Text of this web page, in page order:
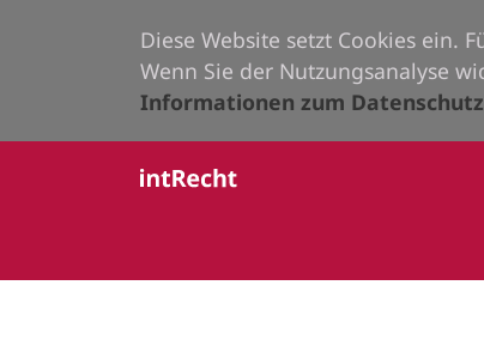
Diese Website setzt Cookies ein.
Wenn Sie der Nutzungsanalyse
Informationen zum Datenschutz